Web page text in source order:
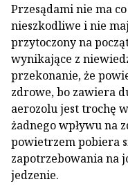
Przesądami nie ma
nieszkodliwe i nie
przytoczony na
wynikające z
przekonanie, że
zdrowe, bo zawiera
aerozolu jest trochę
żadnego wpływu na
powietrzem pobiera
zapotrzebowania na
jedzenie.